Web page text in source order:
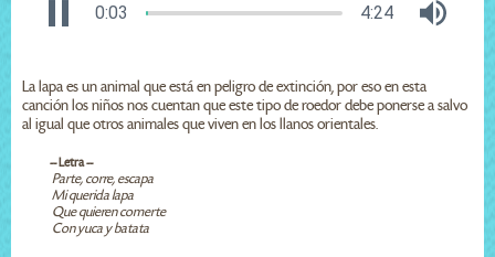
0:03 4:24
La lapa es un animal que está en peligro de extinción, por eso en esta
canción los niños nos cuentan que este tipo de roedor debe ponerse a salvo
al igual que otros animales que viven en los llanos orientales.
-- Letra --
Parte, corre, escapa
Mi querida lapa
Que quieren comerte
Con yuca y batata